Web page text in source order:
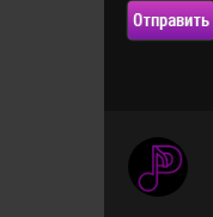
Отправить